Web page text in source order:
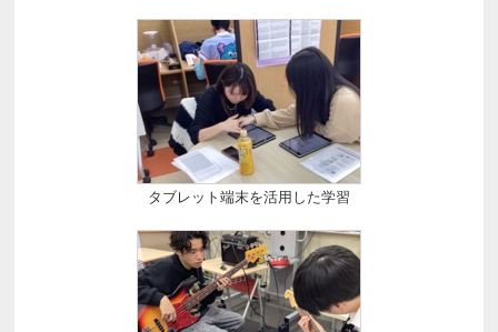
タブレット端末を活用した学習